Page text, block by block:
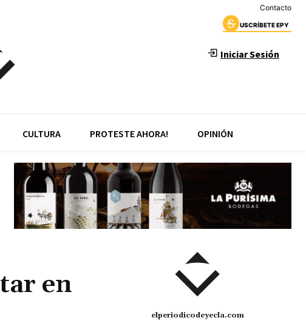
Contacto
USCRÍBETE EPY
Iniciar Sesión
CULTURA PROTESTE AHORA! OPINIÓN
en
elperiodicodeyecla.com